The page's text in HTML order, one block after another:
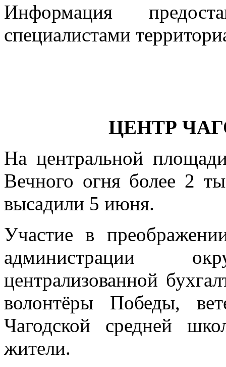
Информация
специалистами
ЦЕНТР
На центральной
Вечного огня более 2
высадили 5 июня.
Участие в
администрации
централизованной
волонтёры Победы,
Чагодской средней
жители.